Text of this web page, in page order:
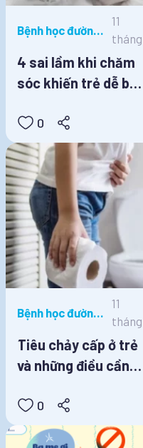
Bệnh học đường,
đường
11
tháng
4 sai lầm khi chăm
sóc khiến trẻ dễ bị
0
Bệnh học đường,
đường
11
tháng
Tiêu chảy cấp ở trẻ
và những điều cần
0